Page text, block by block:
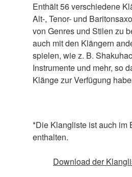
Enthält 56 verschiedene
Alt-, Tenor- und
von Genres und Stilen zu
auch mit den Klängern
spielen, wie z. B.
Instrumente und mehr, so
Klänge zur Verfügung
*Die Klangliste ist auch im
enthalten.
Download der